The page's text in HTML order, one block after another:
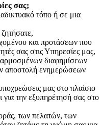
σας;
τόπο ή σε μια
και προτάσεων που
σας στις Υπηρεσίες μας,
διαφημίσεων
αποστολή ενημερώσεων
μας στο πλαίσιο
την εξυπηρέτησή σας στο
των πελατών, των